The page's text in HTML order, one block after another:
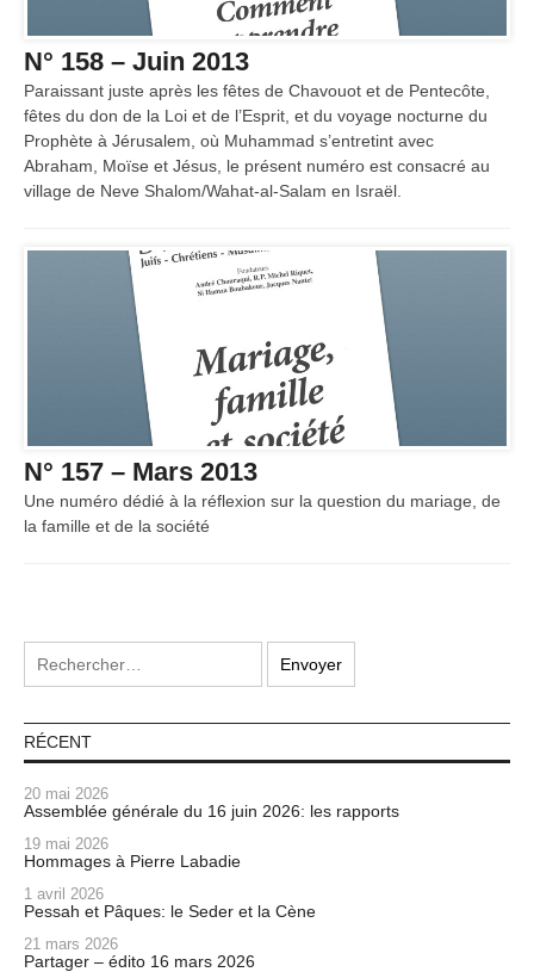
N° 158 – Juin 2013
Paraissant juste après les fêtes de Chavouot et de Pentecôte,
fêtes du don de la Loi et de l’Esprit, et du voyage nocturne du
Prophète à Jérusalem, où Muhammad s’entretint avec
Abraham, Moïse et Jésus, le présent numéro est consacré au
village de Neve Shalom/Wahat-al-Salam en Israël.
N° 157 – Mars 2013
Une numéro dédié à la réflexion sur la question du mariage, de
la famille et de la société
RÉCENT
20 mai 2026
Assemblée générale du 16 juin 2026: les rapports
19 mai 2026
Hommages à Pierre Labadie
1 avril 2026
Pessah et Pâques: le Seder et la Cène
21 mars 2026
Partager – édito 16 mars 2026